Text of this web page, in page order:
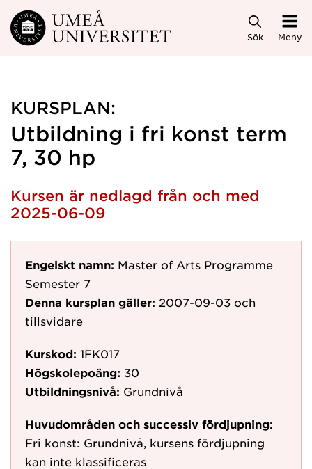
Hoppa direkt till innehållet
Sök Meny
KURSPLAN:
Utbildning i fri konst term
7, 30 hp
Kursen är nedlagd från och med
2025-06-09
Engelskt namn: Master of Arts Programme
Semester 7
Denna kursplan gäller: 2007-09-03 och
tillsvidare
Kurskod: 1FK017
Högskolepoäng: 30
Utbildningsnivå: Grundnivå
Huvudområden och successiv fördjupning:
Fri konst: Grundnivå, kursens fördjupning
kan inte klassificeras